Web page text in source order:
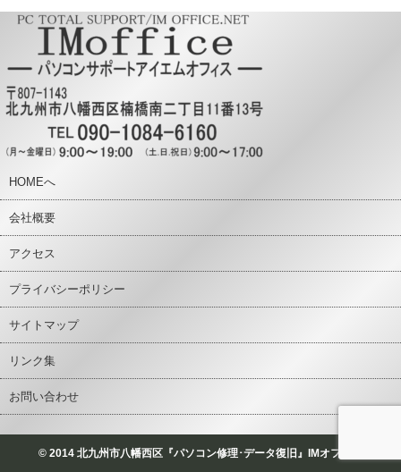
HOMEへ
会社概要
アクセス
プライバシーポリシー
サイトマップ
リンク集
お問い合わせ
© 2014 北九州市八幡西区『パソコン修理･データ復旧』IMオフィス